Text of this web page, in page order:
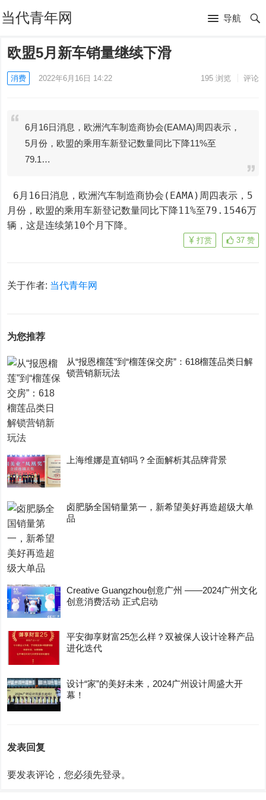
当代青年网 导航
欧盟5月新车销量继续下滑
消费 2022年6月16日 14:22 195浏览 评论
6月16日消息，欧洲汽车制造商协会(EAMA)周四表示，
5月份，欧盟的乘用车新登记数量同比下降11%至
79.1…
月份，欧盟的乘用车新登记数量同比下降11%至79.1546万
辆，这是连续第10个月下降。
37 赞
打赏
关于作者: 当代青年网
为您推荐
从“报恩榴莲”到“榴莲保交房”：618榴莲品类日解
锁营销新玩法
上海维娜是直销吗？全面解析其品牌背景
卤肥肠全国销量第一，新希望美好再造超级大单
品
Creative Guangzhou创意广州 ——2024广州文化
创意消费活动 正式启动
平安御享财富25怎么样？双被保人设计诠释产品
进化迭代
设计“家”的美好未来，2024广州设计周盛大开
幕！
发表回复
要发表评论，您必须先登录。